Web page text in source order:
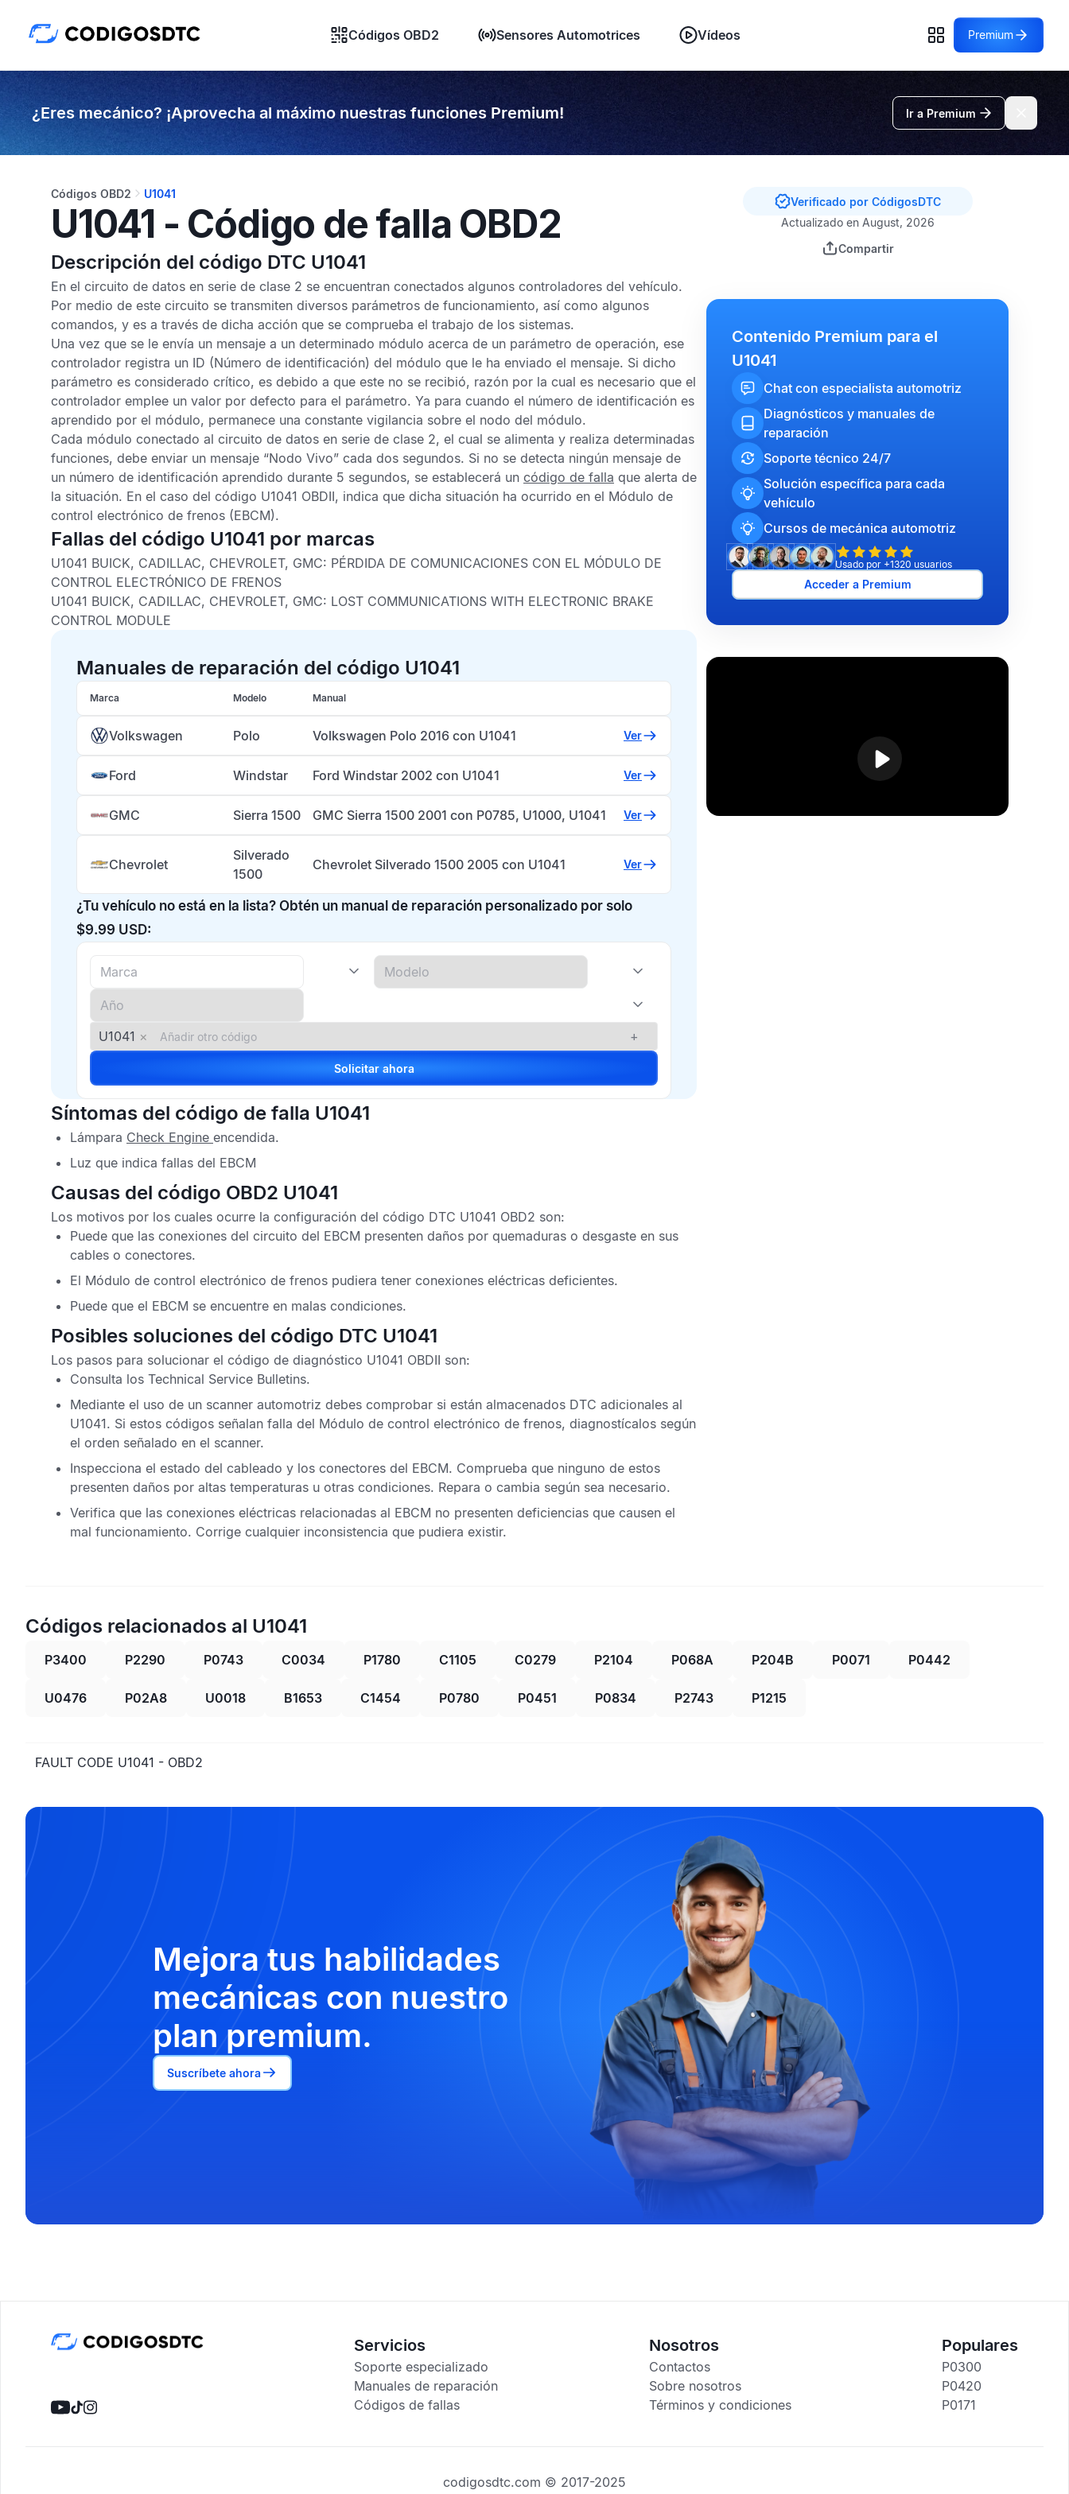
Códigos OBD2 Sensores Automotrices Vídeos Premium
¿Eres mecánico? ¡Aprovecha al máximo nuestras funciones Premium! Ir a Premium
Códigos OBD2 U1041
U1041 - Código de falla OBD2
Descripción del código DTC U1041
En el circuito de datos en serie de clase 2 se encuentran conectados algunos controladores del vehículo.
Por medio de este circuito se transmiten diversos parámetros de funcionamiento, así como algunos
comandos, y es a través de dicha acción que se comprueba el trabajo de los sistemas.
Una vez que se le envía un mensaje a un determinado módulo acerca de un parámetro de operación, ese
controlador registra un ID (Número de identificación) del módulo que le ha enviado el mensaje. Si dicho
parámetro es considerado crítico, es debido a que este no se recibió, razón por la cual es necesario que el
controlador emplee un valor por defecto para el parámetro. Ya para cuando el número de identificación es
aprendido por el módulo, permanece una constante vigilancia sobre el nodo del módulo.
Cada módulo conectado al circuito de datos en serie de clase 2, el cual se alimenta y realiza determinadas
funciones, debe enviar un mensaje “Nodo Vivo” cada dos segundos. Si no se detecta ningún mensaje de
un número de identificación aprendido durante 5 segundos, se establecerá un código de falla que alerta de
la situación. En el caso del código U1041 OBDII, indica que dicha situación ha ocurrido en el Módulo de
control electrónico de frenos (EBCM).
Fallas del código U1041 por marcas
U1041 BUICK, CADILLAC, CHEVROLET, GMC: PÉRDIDA DE COMUNICACIONES CON EL MÓDULO DE
CONTROL ELECTRÓNICO DE FRENOS
U1041 BUICK, CADILLAC, CHEVROLET, GMC: LOST COMMUNICATIONS WITH ELECTRONIC BRAKE
CONTROL MODULE
Manuales de reparación del código U1041
Marca Modelo Manual
Volkswagen Polo Volkswagen Polo 2016 con U1041 Ver
Ford Windstar Ford Windstar 2002 con U1041 Ver
GMC Sierra 1500 GMC Sierra 1500 2001 con P0785, U1000, U1041 Ver
Chevrolet
Silverado
1500
Chevrolet Silverado 1500 2005 con U1041 Ver
¿Tu vehículo no está en la lista? Obtén un manual de reparación personalizado por solo
$9.99 USD:
U1041 × +
Solicitar ahora
Síntomas del código de falla U1041
Lámpara Check Engine encendida.
Luz que indica fallas del EBCM
Causas del código OBD2 U1041
Los motivos por los cuales ocurre la configuración del código DTC U1041 OBD2 son:
Puede que las conexiones del circuito del EBCM presenten daños por quemaduras o desgaste en sus
cables o conectores.
El Módulo de control electrónico de frenos pudiera tener conexiones eléctricas deficientes.
Puede que el EBCM se encuentre en malas condiciones.
Posibles soluciones del código DTC U1041
Los pasos para solucionar el código de diagnóstico U1041 OBDII son:
Consulta los Technical Service Bulletins.
Mediante el uso de un scanner automotriz debes comprobar si están almacenados DTC adicionales al
U1041. Si estos códigos señalan falla del Módulo de control electrónico de frenos, diagnostícalos según
el orden señalado en el scanner.
Inspecciona el estado del cableado y los conectores del EBCM. Comprueba que ninguno de estos
presenten daños por altas temperaturas u otras condiciones. Repara o cambia según sea necesario.
Verifica que las conexiones eléctricas relacionadas al EBCM no presenten deficiencias que causen el
mal funcionamiento. Corrige cualquier inconsistencia que pudiera existir.
Verificado por CódigosDTC
Actualizado en August, 2026
Compartir
Contenido Premium para el
U1041
Chat con especialista automotriz
Diagnósticos y manuales de
reparación
Soporte técnico 24/7
Solución específica para cada
vehículo
Cursos de mecánica automotriz
Usado por +1320 usuarios
Acceder a Premium
Códigos relacionados al U1041
P3400 P2290 P0743 C0034 P1780 C1105 C0279 P2104 P068A P204B P0071 P0442
U0476 P02A8 U0018 B1653 C1454 P0780 P0451 P0834 P2743 P1215
FAULT CODE U1041 - OBD2
Mejora tus habilidades
mecánicas con nuestro
plan premium.
Suscríbete ahora
Servicios
Soporte especializado
Manuales de reparación
Códigos de fallas
Nosotros
Contactos
Sobre nosotros
Términos y condiciones
Populares
P0300
P0420
P0171
codigosdtc.com © 2017-2025